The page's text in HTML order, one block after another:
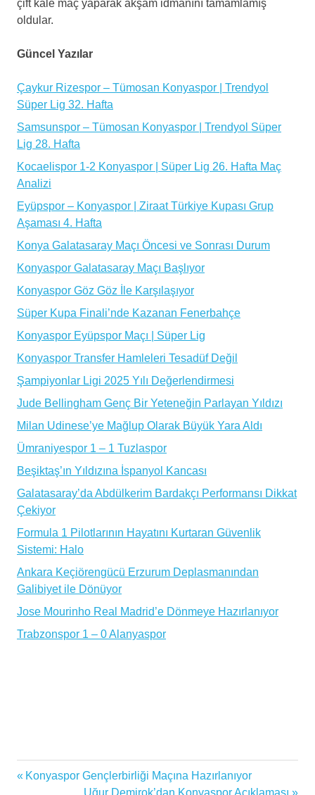
çift kale maç yaparak akşam idmanını tamamlamış
oldular.
Güncel Yazılar
Çaykur Rizespor – Tümosan Konyaspor | Trendyol
Süper Lig 32. Hafta
Samsunspor – Tümosan Konyaspor | Trendyol Süper
Lig 28. Hafta
Kocaelispor 1-2 Konyaspor | Süper Lig 26. Hafta Maç
Analizi
Eyüpspor – Konyaspor | Ziraat Türkiye Kupası Grup
Aşaması 4. Hafta
Konya Galatasaray Maçı Öncesi ve Sonrası Durum
Konyaspor Galatasaray Maçı Başlıyor
Konyaspor Göz Göz İle Karşılaşıyor
Süper Kupa Finali’nde Kazanan Fenerbahçe
Konyaspor Eyüpspor Maçı | Süper Lig
Konyaspor Transfer Hamleleri Tesadüf Değil
Şampiyonlar Ligi 2025 Yılı Değerlendirmesi
Jude Bellingham Genç Bir Yeteneğin Parlayan Yıldızı
Milan Udinese’ye Mağlup Olarak Büyük Yara Aldı
Ümraniyespor 1 – 1 Tuzlaspor
Beşiktaş’ın Yıldızına İspanyol Kancası
Galatasaray’da Abdülkerim Bardakçı Performansı Dikkat
Çekiyor
Formula 1 Pilotlarının Hayatını Kurtaran Güvenlik
Sistemi: Halo
Ankara Keçiörengücü Erzurum Deplasmanından
Galibiyet ile Dönüyor
Jose Mourinho Real Madrid’e Dönmeye Hazırlanıyor
Trabzonspor 1 – 0 Alanyaspor
Akşam
İdmanı
Yazı
Previous
Konyaspor Gençlerbirliği Maçına Hazırlanıyor
Next
Uğur Demirok’dan Konyaspor Açıklaması